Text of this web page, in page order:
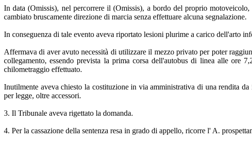
In data (Omissis), nel percorrere il (Omissis), a bordo del proprio
cambiato bruscamente direzione di marcia senza effettuare alcuna segnalazione.
In conseguenza di tale evento aveva riportato lesioni plurime a carico dell'arto
Affermava di aver avuto necessità di utilizzare il mezzo privato per poter
collegamento, essendo prevista la prima corsa dell'autobus di linea alle ore
chilometraggio effettuato.
Inutilmente aveva chiesto la costituzione in via amministrativa di una rendita
per legge, oltre accessori.
3. Il Tribunale aveva rigettato la domanda.
4. Per la cassazione della sentenza resa in grado di appello, ricorre l' A.